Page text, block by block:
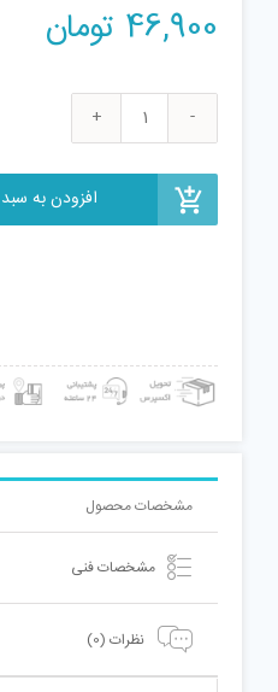
46,900 تومان
اسباب
افزودن به سبد
مشخصات محصول
مشخصات فنی
نظرات (0)